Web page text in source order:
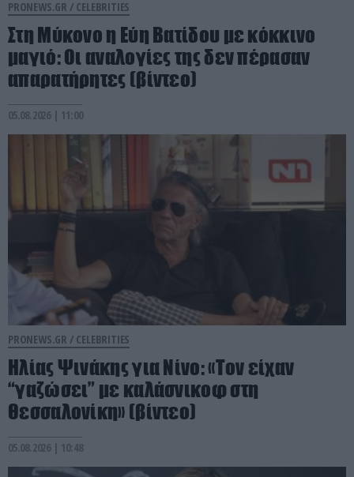
PRONEWS.GR / CELEBRITIES
Στη Μύκονο η Εύη Βατίδου με κόκκινο
μαγιό: Οι αναλογίες της δεν πέρασαν
απαρατήρητες (βίντεο)
05.08.2026 | 11:00
PRONEWS.GR / CELEBRITIES
Ηλίας Ψινάκης για Νίνο: «Τον είχαν
“γαζώσει” με καλάσνικοφ στη
Θεσσαλονίκη» (βίντεο)
05.08.2026 | 10:48